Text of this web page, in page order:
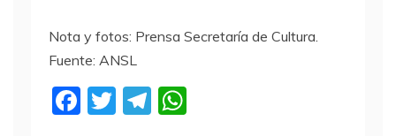
Nota y fotos: Prensa Secretaría de Cultura.
Fuente: ANSL
F
T
T